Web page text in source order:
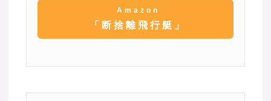
Amazon
「断捨離飛行艇」